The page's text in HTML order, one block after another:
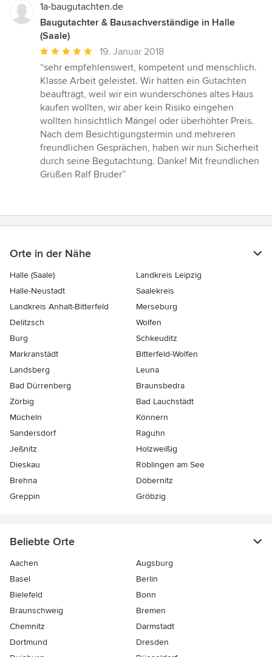
1a-baugutachten.de
Baugutachter & Bausachverständige in Halle
(Saale)
Durchschnittliche
Bewertung:
5
von
5
Sternen
19. Januar 2018
“sehr empfehlenswert, kompetent und menschlich.
Klasse Arbeit geleistet. Wir hatten ein Gutachten
beauftragt, weil wir ein wunderschönes altes Haus
kaufen wollten, wir aber kein Risiko eingehen
wollten hinsichtlich Mängel oder überhöhter Preis.
Nach dem Besichtigungstermin und mehreren
freundlichen Gesprächen, haben wir nun Sicherheit
durch seine Begutachtung. Danke! Mit freundlichen
Grüßen Ralf Bruder”
Orte in der Nähe
Halle (Saale)
Landkreis Leipzig
Halle-Neustadt
Saalekreis
Landkreis Anhalt-Bitterfeld
Merseburg
Delitzsch
Wolfen
Burg
Schkeuditz
Markranstädt
Bitterfeld-Wolfen
Landsberg
Leuna
Bad Dürrenberg
Braunsbedra
Zörbig
Bad Lauchstädt
Mücheln
Könnern
Sandersdorf
Raguhn
Jeßnitz
Holzweißig
Dieskau
Röblingen am See
Brehna
Döbernitz
Greppin
Gröbzig
Beliebte Orte
Aachen
Augsburg
Basel
Berlin
Bielefeld
Bonn
Braunschweig
Bremen
Chemnitz
Darmstadt
Dortmund
Dresden